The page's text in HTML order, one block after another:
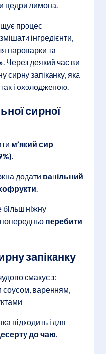
цедри лимона.
процес
інгредієнти,
пароварки та
. Через деякий час ви
сирну запіканку, яка
і охолодженою.
сирної
м’який сир
додати ванільний
ніжну
перебити
запіканку
смакує з:
соусом, варенням,
підходить і для
до чаю.